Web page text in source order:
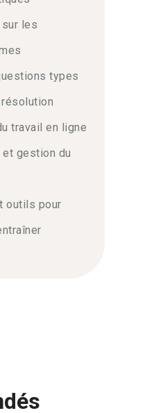
les
types
travail en ligne
et gestion du
outils pour